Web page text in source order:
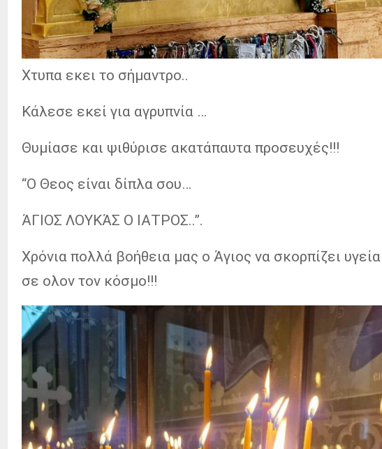
Χτυπα εκει το σήμαντρο..
Κάλεσε εκεί για αγρυπνία …
Θυμίασε και ψιθύρισε ακατάπαυτα προσευχές!!!
“Ο Θεος είναι δίπλα σου…
ΆΓΙΟΣ ΛΟΥΚΆΣ Ο ΙΑΤΡΟΣ..”.
Χρόνια πολλά βοήθεια μας ο Άγιος να σκορπίζει
σε ολον τον κόσμο!!!